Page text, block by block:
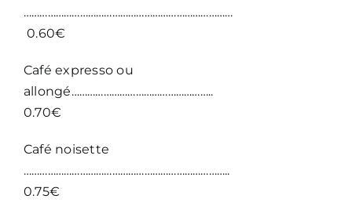
……………………………………………………………………
0.60€
Café expresso ou
allongé……………………………………………..
0.70€
Café noisette
…………………………………………………………………..
0.75€